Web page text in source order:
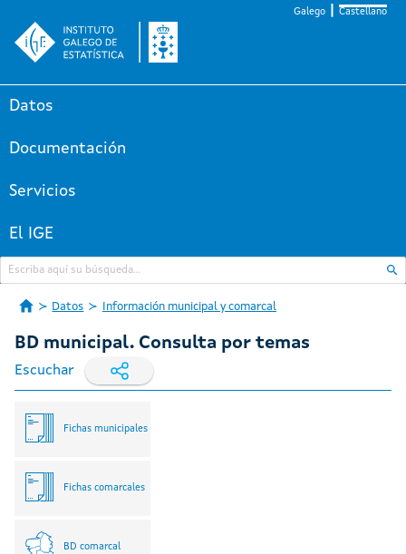
Galego Castellano
Datos
Documentación
Servicios
El IGE
Datos Información municipal y comarcal
BD municipal. Consulta por temas
Escuchar
Fichas municipales
Fichas comarcales
BD comarcal